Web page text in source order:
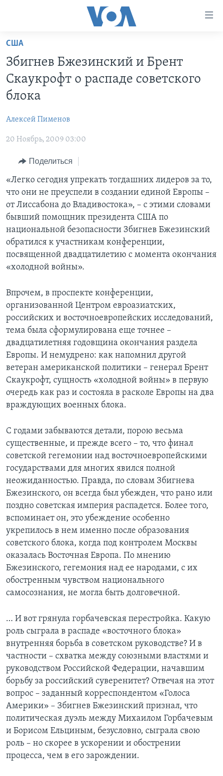
Перейти
основной
контент
Перейти
основной
Перейти
поиск
ГЛАВНОЕ
ПРОГРАММЫ
ПОЧЕМУ ЭТО ВАЖНО?
ДИСКУССИЯ VOA
ДЕТАЛИ
НЬЮ-ЙОРК NEW YORK
АМЕРИКА. БОЛЬШОЕ ПУТЕШЕСТВИЕ
ПРОЕКТЫ
А КАК В АМЕРИКЕ?
АРТЕФАКТЫ
АМЕРИКАНСКИЕ ГОРОДКИ
ТЕСТЫ
ИНТЕРВЬЮ
ФАКТЫ ПРОТИВ ФЕЙКОВ
ЗА СВОБОДУ ПРЕССЫ
УЧИМ АНГЛИЙСКИЙ
ВИДЕО
ПОДПИСКА НА НОВОСТИ
Learning English
СОЦИАЛЬНЫЕ СЕТИ
Языки
США
Збигнев Бжезинский и Брент
Скаукрофт о распаде советского
блока
Алексей Пименов
20 Ноябрь, 2009 03:00
Поделиться
«Легко сегодня упрекать тогдашних лидеров за то,
что они не преуспели в создании единой Европы –
от Лиссабона до Владивостока», – с этими словами
бывший помощник президента США по
национальной безопасности Збигнев Бжезинский
обратился к участникам конференции,
посвященной двадцатилетию с момента окончания
«холодной войны».
Впрочем, в проспекте конференции,
организованной Центром евроазиатских,
российских и восточноевропейских исследований,
тема была сформулирована еще точнее –
двадцатилетняя годовщина окончания раздела
Европы. И немудрено: как напомнил другой
ветеран американской политики – генерал Брент
Скаукрофт, сущность «холодной войны» в первую
очередь как раз и состояла в расколе Европы на два
враждующих военных блока.
С годами забываются детали, порою весьма
существенные, и прежде всего – то, что финал
советской гегемонии над восточноевропейскими
государствами для многих явился полной
неожиданностью. Правда, по словам Збигнева
Бжезинского, он всегда был убежден, что рано или
поздно советская империя распадется. Более того,
вспоминает он, это убеждение особенно
укрепилось в нем именно после образования
советского блока, когда под контролем Москвы
оказалась Восточная Европа. По мнению
Бжезинского, гегемония над ее народами, с их
обостренным чувством национального
самосознания, не могла быть долговечной.
… И вот грянула горбачевская перестройка. Какую
роль сыграла в распаде «восточного блока»
внутренняя борьба в советском руководстве? И в
частности – схватка между союзными властями и
руководством Российской Федерации, начавшим
борьбу за российский суверенитет? Отвечая на этот
вопрос – заданный корреспондентом «Голоса
Америки» – Збигнев Бжезинский признал, что
политическая дуэль между Михаилом Горбачевым
и Борисом Ельциным, безусловно, сыграла свою
роль – но скорее в ускорении и обострении
процесса, чем в его зарождении.